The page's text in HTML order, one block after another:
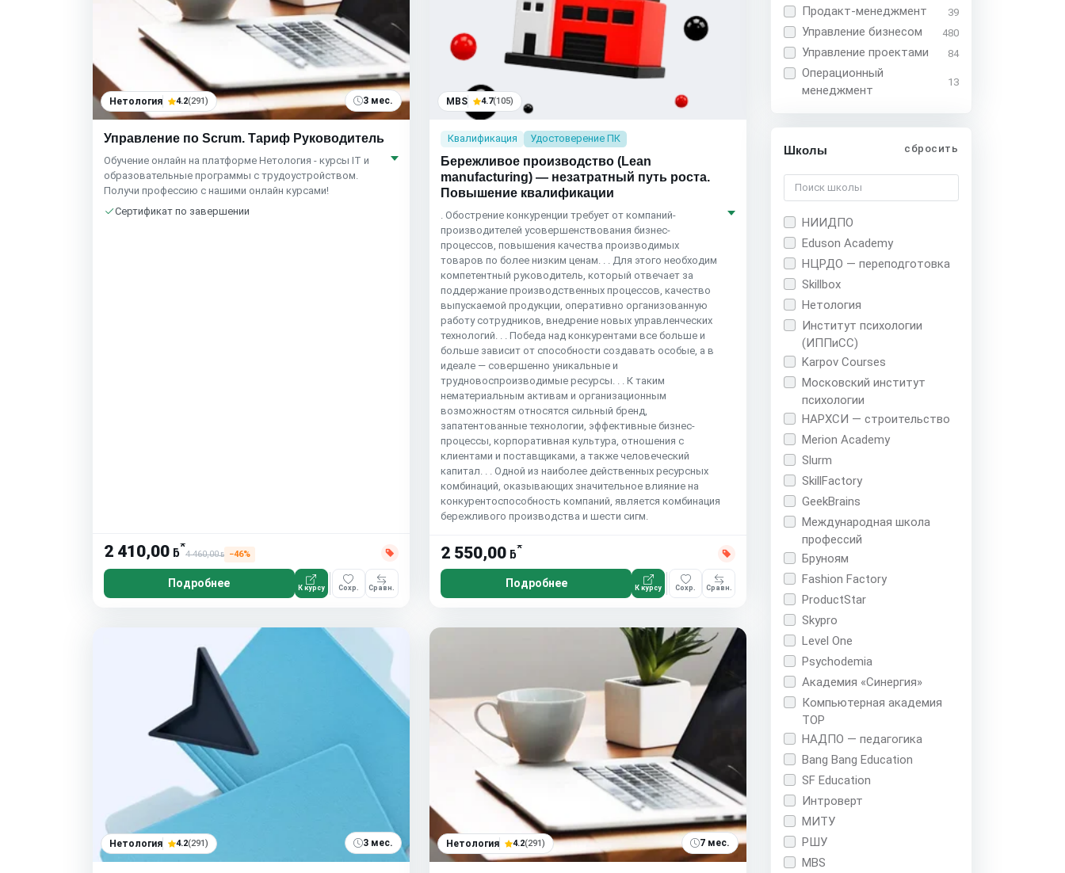
Нетология 4.2(291) 3 мес.
Управление по Scrum. Тариф Руководитель
Обучение онлайн на платформе Нетология - курсы IT и
образовательные программы с трудоустройством.
Получи профессию с нашими онлайн курсами!
Сертификат по завершении
2 410,00 ƃ*
4 460,00ƃ −46%
Подробнее К курсу Сохр. Сравн.
MBS 4.7(105)
Квалификация Удостоверение ПК
Бережливое производство (Lean
manufacturing) — незатратный путь роста.
Повышение квалификации
. Обострение конкуренции требует от компаний-
производителей усовершенствования бизнес-
процессов, повышения качества производимых
товаров по более низким ценам. . . Для этого необходим
компетентный руководитель, который отвечает за
поддержание производственных процессов, качество
выпускаемой продукции, оперативно организованную
работу сотрудников, внедрение новых управленческих
технологий. . . Победа над конкурентами все больше и
больше зависит от способности создавать особые, а в
идеале — совершенно уникальные и
трудновоспроизводимые ресурсы. . . К таким
нематериальным активам и организационным
возможностям относятся сильный бренд,
запатентованные технологии, эффективные бизнес-
процессы, корпоративная культура, отношения с
клиентами и поставщиками, а также человеческий
капитал. . . Одной из наиболее действенных ресурсных
комбинаций, оказывающих значительное влияние на
конкурентоспособность компаний, является комбинация
бережливого производства и шести сигм.
2 550,00 ƃ*
Подробнее К курсу Сохр. Сравн.
Нетология 4.2(291) 3 мес. Нетология 4.2(291) 7 мес.
Продакт-менеджмент 39
Управление бизнесом 480
Управление проектами 84
Операционный
менеджмент
13
Школы сбросить
НИИДПО
Eduson Academy
НЦРДО — переподготовка
Skillbox
Нетология
Институт психологии
(ИППиСС)
Karpov Courses
Московский институт
психологии
НАРХСИ — строительство
Merion Academy
Slurm
SkillFactory
GeekBrains
Международная школа
профессий
Бруноям
Fashion Factory
ProductStar
Skypro
Level One
Psychodemia
Академия «Синергия»
Компьютерная академия
TOP
НАДПО — педагогика
Bang Bang Education
SF Education
Интроверт
МИТУ
РШУ
MBS